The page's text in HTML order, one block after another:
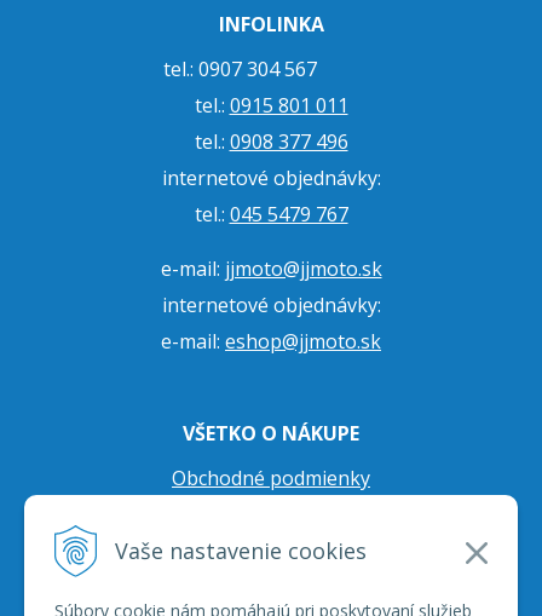
Vaše nastavenie cookies
Súbory cookie nám pomáhajú pri poskytovaní služieb
INFOLINKA
tel.: 0907 304 567
tel.: 0915 801 011
tel.: 0908 377 496
internetové objednávky:
tel.: 045 5479 767
e-mail: jjmoto@jjmoto.sk
internetové objednávky:
e-mail: eshop@jjmoto.sk
VŠETKO O NÁKUPE
Obchodné podmienky
Prepravné podmienky